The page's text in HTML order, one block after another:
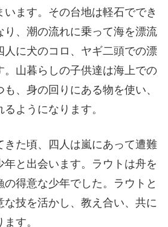
います。その台地は軽石ででき
り、潮の流れに乗って海を漂流
人に犬のコロ、ヤギ二頭での漂
。山暮らしの子供達は海上での
、身の回りにある物を使い、
ようになります。
きた頃、四人は嵐にあって遭難
年と出会います。ラウトは舟を
得意な少年でした。ラウトと
な技を活かし、教え合い、共に
す。